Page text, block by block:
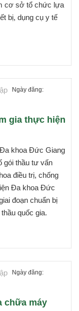
cơ sở tổ chức lựa
bị, dụng cụ y tế
Ngày đăng:
gia thực hiện
khoa Đức Giang
gói thầu tư vấn
điều trị, chống
Đa khoa Đức
đoạn chuẩn bị
quốc gia.
Ngày đăng:
chữa máy